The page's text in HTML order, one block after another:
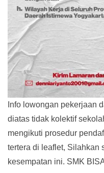
Info lowongan pekerjaan
diatas tidak kolektif
mengikuti prosedur
tertera di leaflet, Silahkan
kesempatan ini. SMK